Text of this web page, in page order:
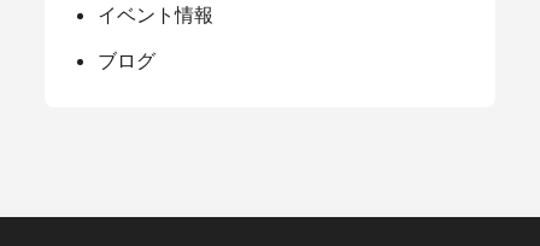
イベント情報
ブログ